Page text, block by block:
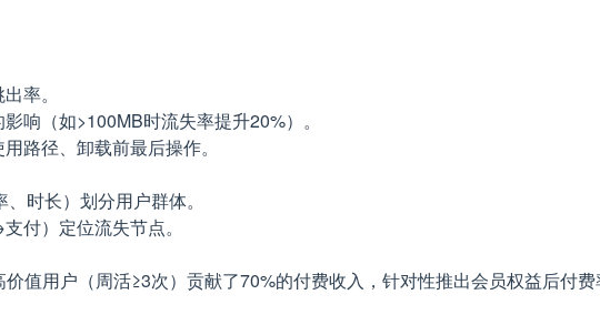
率。
响（如>100MB时流失率提升20%）。
路径、卸载前最后操作。
时长）划分用户群体。
付）定位流失节点。
值用户（周活≥3次）贡献了70%的付费收入，针对性推出会员权益后付